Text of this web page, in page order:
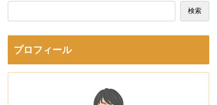
検索
プロフィール